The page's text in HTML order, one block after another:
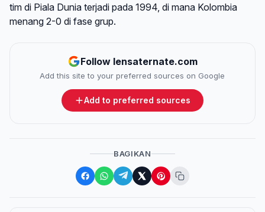
tim di Piala Dunia terjadi pada 1994, di mana Kolombia
menang 2-0 di fase grup.
Follow lensaternate.com
Add this site to your preferred sources on Google
Add to preferred sources
BAGIKAN